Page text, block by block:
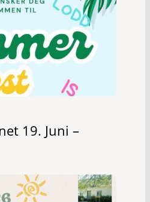
19. Juni –